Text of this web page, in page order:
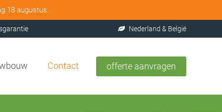
18 augustus.
Nederland & België
Contact offerte aanvragen